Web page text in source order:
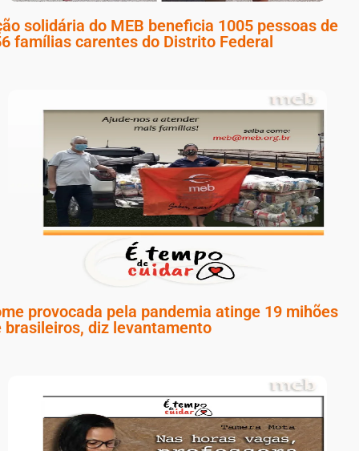
solidária do MEB beneficia 1005 pessoas de
famílias carentes do Distrito Federal
provocada pela pandemia atinge 19 mihões
brasileiros, diz levantamento